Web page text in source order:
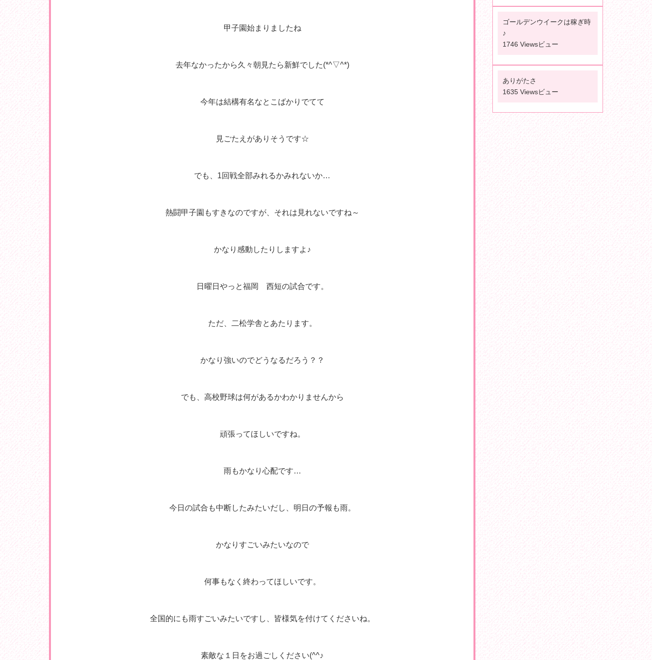
甲子園始まりましたね
去年なかったから久々朝見たら新鮮でした(*^▽^*)
今年は結構有名なとこばかりでてて
見ごたえがありそうです☆
でも、1回戦全部みれるかみれないか…
熱闘甲子園もすきなのですが、それは見れないですね～
かなり感動したりしますよ♪
日曜日やっと福岡 西短の試合です。
ただ、二松学舎とあたります。
かなり強いのでどうなるだろう？？
でも、高校野球は何があるかわかりませんから
頑張ってほしいですね。
雨もかなり心配です…
今日の試合も中断したみたいだし、明日の予報も雨。
かなりすごいみたいなので
何事もなく終わってほしいです。
全国的にも雨すごいみたいですし、皆様気を付けてくださいね。
素敵な１日をお過ごしください(^^♪
ゴールデンウイークは稼ぎ時
♪
1746 Viewsビュー
ありがたさ
1635 Viewsビュー